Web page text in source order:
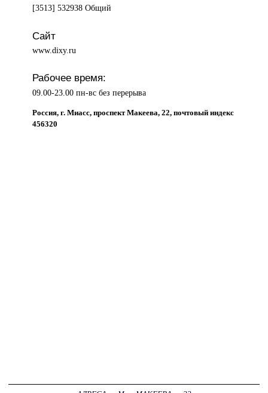
[3513] 532938 Общий
Сайт
www.dixy.ru
Рабочее время:
09.00-23.00 пн-вс без перерыва
Россия, г. Миасс, проспект Макеева, 22, почтовый индекс
456320